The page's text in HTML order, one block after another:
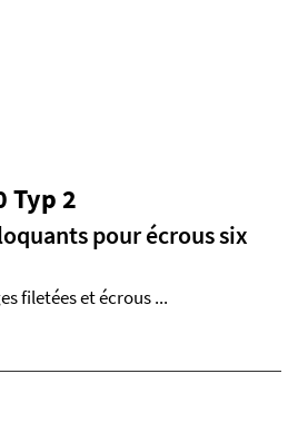
Typ 2
pour écrous six
filetées et écrous ...